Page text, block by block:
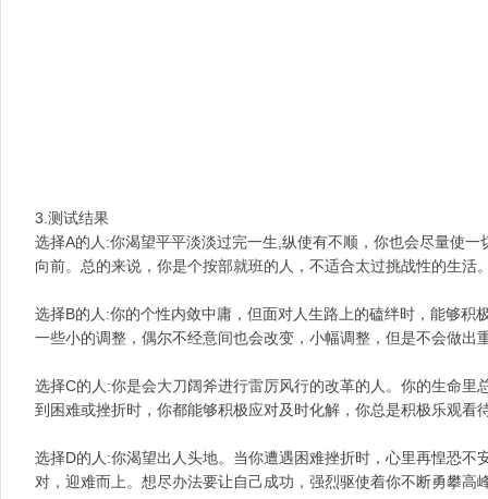
3.测试结果
选择A的人:你渴望平平淡淡过完一生,纵使有不顺，你也会尽量使
向前。总的来说，你是个按部就班的人，不适合太过挑战性的生活
选择B的人:你的个性内敛中庸，但面对人生路上的磕绊时，能够积
一些小的调整，偶尔不经意间也会改变，小幅调整，但是不会做出
选择C的人:你是会大刀阔斧进行雷厉风行的改革的人。你的生命里
到困难或挫折时，你都能够积极应对及时化解，你总是积极乐观看
选择D的人:你渴望出人头地。当你遭遇困难挫折时，心里再惶恐不
对，迎难而上。想尽办法要让自己成功，强烈驱使着你不断勇攀高